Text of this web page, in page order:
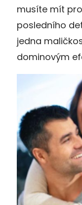
musíte mít
posledního
jedna
dominovým